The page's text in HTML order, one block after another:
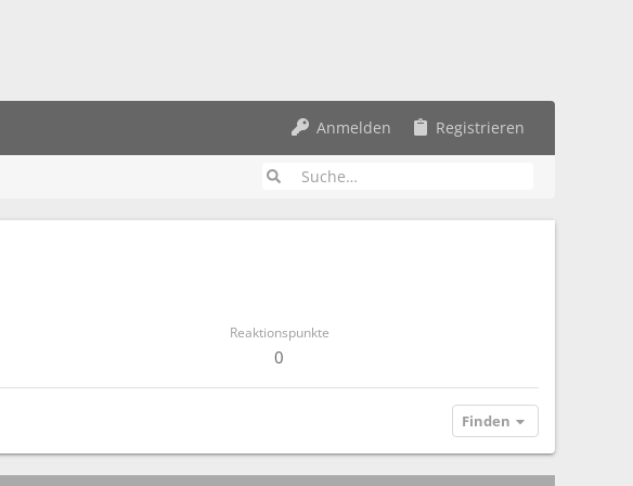
Anmelden Registrieren
Reaktionspunkte
0
Finden